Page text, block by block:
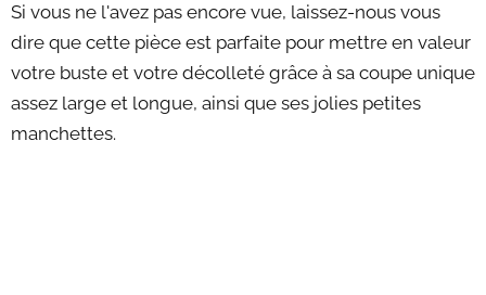
Si vous ne l'avez pas encore vue, laissez-nous vous
dire que cette pièce est parfaite pour mettre en valeur
votre buste et votre décolleté grâce à sa coupe unique
assez large et longue, ainsi que ses jolies petites
manchettes.